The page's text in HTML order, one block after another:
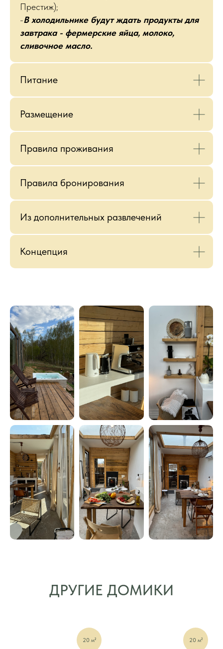
Престиж);
-В холодильнике будут ждать продукты для
завтрака - фермерские яйца, молоко,
сливочное масло.
Питание
Размещение
Правила проживания
Правила бронирования
Из дополнительных развлечений
Концепция
ДРУГИЕ ДОМИКИ
20 м² 20 м²